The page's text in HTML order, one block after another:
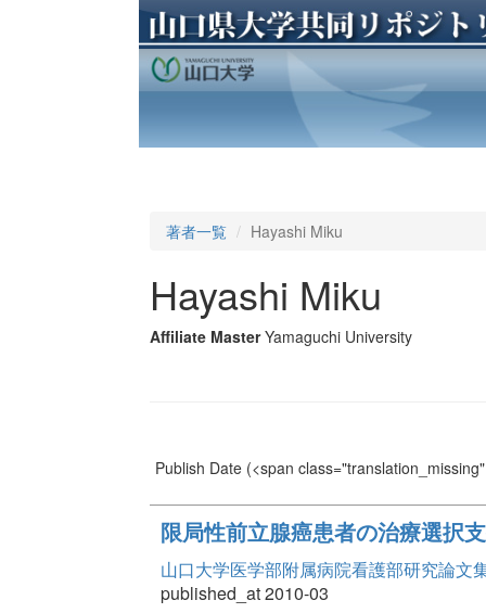
著者一覧 Hayashi Miku
Hayashi Miku
Affiliate Master Yamaguchi University
Publish Date(<span
限局性前立腺癌患者の治療選択
山口大学医学部附属病院看護部研究論文
published_at 2010-03